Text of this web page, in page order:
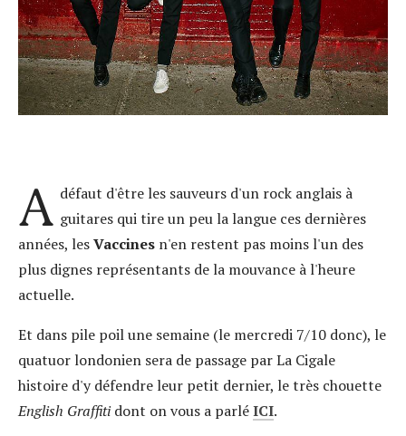
A défaut d'être les sauveurs d'un rock anglais à
guitares qui tire un peu la langue ces dernières
années, lesVaccines n'en restent pas moins l'un des
plus dignes représentants de la mouvance à l'heure
actuelle.
Et dans pile poil une semaine (le mercredi 7/10 donc), le
quatuor londonien sera de passage par La Cigale
histoire d'y défendre leur petit dernier, le très chouette
English Graffitidont on vous a parléICI.